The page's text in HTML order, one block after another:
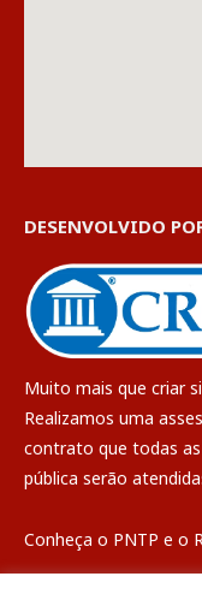
DESENVOLVIDO
Muito mais que criar
Realizamos uma
contrato que todas as
pública serão
Conheça o PNTP e o